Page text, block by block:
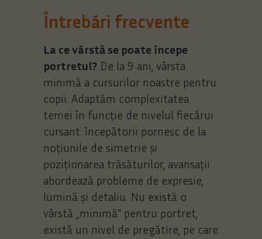
Întrebări frecvente
La ce vârstă se poate începe
portretul? De la 9 ani, vârsta
minimă a cursurilor noastre pentru
copii. Adaptăm complexitatea
temei în funcție de nivelul fiecărui
cursant: începătorii pornesc de la
noțiunile de simetrie și
poziționarea trăsăturilor, avansații
abordează probleme de expresie,
lumină și detaliu. Nu există o
vârstă „minimă" pentru portret,
există un nivel de pregătire, pe care